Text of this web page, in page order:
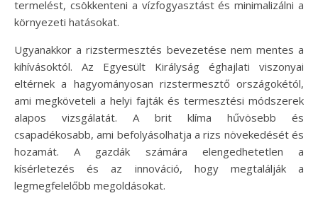
termelést, csökkenteni a vízfogyasztást és minimalizálni a
környezeti hatásokat.
Ugyanakkor a rizstermesztés bevezetése nem mentes a
kihívásoktól. Az Egyesült Királyság éghajlati viszonyai
eltérnek a hagyományosan rizstermesztő országokétól,
ami megköveteli a helyi fajták és termesztési módszerek
alapos vizsgálatát. A brit klíma hűvösebb és
csapadékosabb, ami befolyásolhatja a rizs növekedését és
hozamát. A gazdák számára elengedhetetlen a
kísérletezés és az innováció, hogy megtalálják a
legmegfelelőbb megoldásokat.